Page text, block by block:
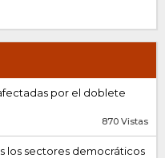
por el doblete
870 Vistas
los sectores democráticos